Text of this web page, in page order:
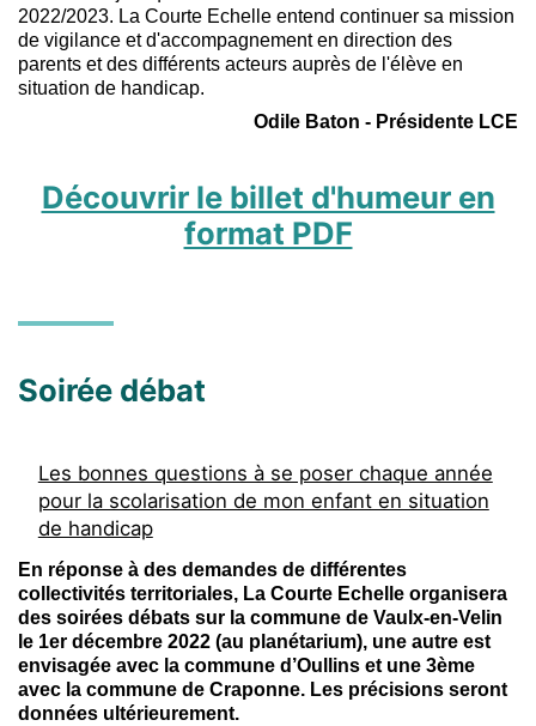
2022/2023. La Courte Echelle entend continuer sa mission
de vigilance et d'accompagnement en direction des
parents et des différents acteurs auprès de l'élève en
situation de handicap.
Odile Baton - Présidente LCE
Découvrir le billet d'humeur en
format PDF
Soirée débat
Les bonnes questions à se poser chaque année
pour la scolarisation de mon enfant en situation
de handicap
En réponse à des demandes de différentes
collectivités territoriales, La Courte Echelle organisera
des soirées débats sur la commune de Vaulx-en-Velin
le 1er décembre 2022 (au planétarium), une autre est
envisagée avec la commune d’Oullins et une 3ème
avec la commune de Craponne. Les précisions seront
données ultérieurement.